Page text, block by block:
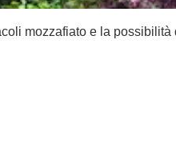
mozzafiato e la possibilità